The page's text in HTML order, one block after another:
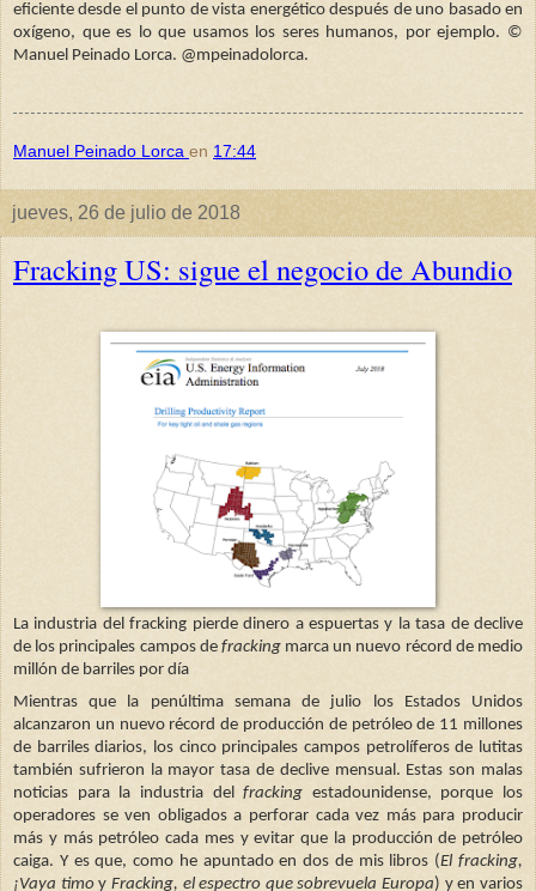
eficiente desde el punto de vista energético después de uno basado en
oxígeno, que es lo que usamos los seres humanos, por ejemplo. ©
Manuel Peinado Lorca. @mpeinadolorca.
Manuel Peinado Lorca en 17:44
jueves, 26 de julio de 2018
Fracking US: sigue el negocio de Abundio
La industria del fracking pierde dinero a espuertas y la tasa de declive
de los principales campos de frackingmarca un nuevo récord de medio
millón de barriles por día
Mientras que la penúltima semana de julio los Estados Unidos
alcanzaron un nuevo récord de producción de petróleo de 11 millones
de barriles diarios, los cinco principales campos petrolíferos de lutitas
también sufrieron la mayor tasa de declive mensual. Estas son malas
noticias para la industria delfracking estadounidense, porque los
operadores se ven obligados a perforar cada vez más para producir
más y más petróleo cada mes y evitar que la producción de petróleo
caiga. Y es que, como he apuntado en dos de mis libros (El fracking,
¡Vaya timoy Fracking, el espectro que sobrevuela Europa) y en varios